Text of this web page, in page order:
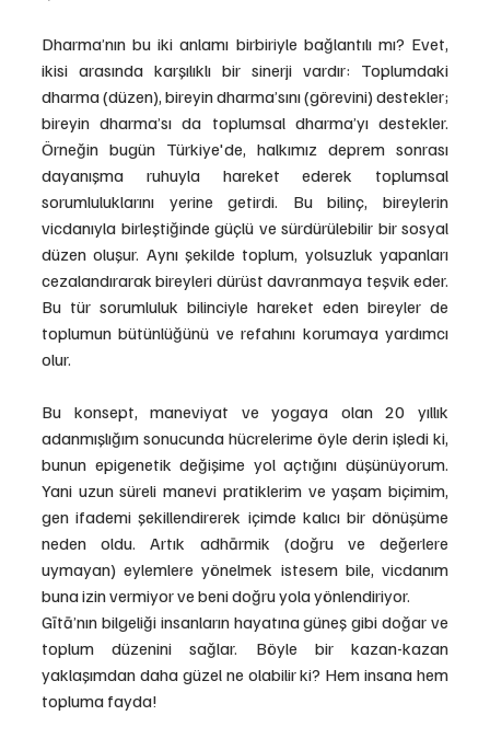
Dharma’nın bu iki anlamı birbiriyle bağlantılı mı? Evet,
ikisi arasında karşılıklı bir sinerji vardır: Toplumdaki
dharma (düzen), bireyin dharma’sını (görevini) destekler;
bireyin dharma’sı da toplumsal dharma’yı destekler.
Örneğin bugün Türkiye'de, halkımız deprem sonrası
dayanışma ruhuyla hareket ederek toplumsal
sorumluluklarını yerine getirdi. Bu bilinç, bireylerin
vicdanıyla birleştiğinde güçlü ve sürdürülebilir bir sosyal
düzen oluşur. Aynı şekilde toplum, yolsuzluk yapanları
cezalandırarak bireyleri dürüst davranmaya teşvik eder.
Bu tür sorumluluk bilinciyle hareket eden bireyler de
toplumun bütünlüğünü ve refahını korumaya yardımcı
olur.
Bu konsept, maneviyat ve yogaya olan 20 yıllık
adanmışlığım sonucunda hücrelerime öyle derin işledi ki,
bunun epigenetik değişime yol açtığını düşünüyorum.
Yani uzun süreli manevi pratiklerim ve yaşam biçimim,
gen ifademi şekillendirerek içimde kalıcı bir dönüşüme
neden oldu. Artık adhārmik (doğru ve değerlere
uymayan) eylemlere yönelmek istesem bile, vicdanım
buna izin vermiyor ve beni doğru yola yönlendiriyor.
Gītā’nın bilgeliği insanların hayatına güneş gibi doğar ve
toplum düzenini sağlar. Böyle bir kazan-kazan
yaklaşımdan daha güzel ne olabilir ki? Hem insana hem
topluma fayda!